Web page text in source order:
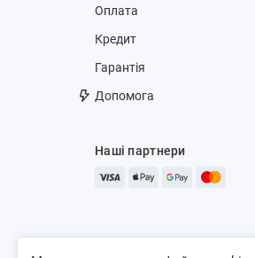
Оплата
Кредит
Гарантія
Допомога
Наші партнери